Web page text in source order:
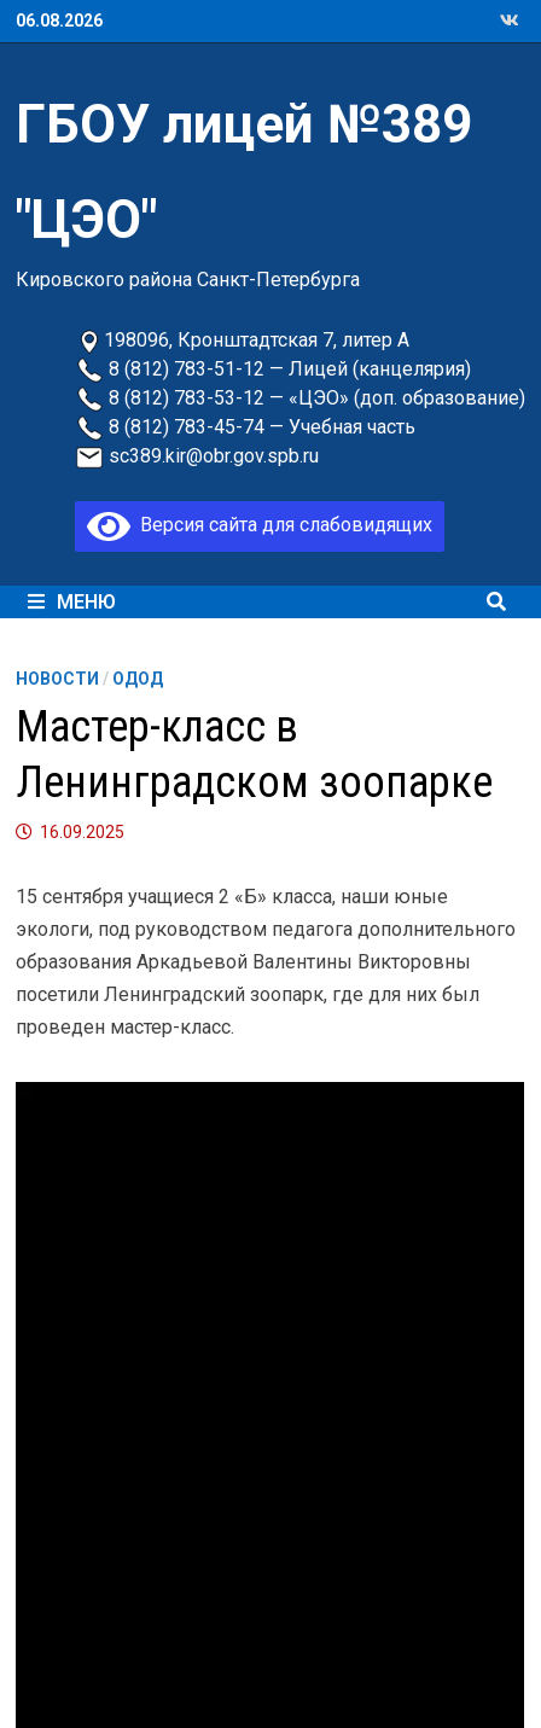
Перейти
06.08.2026
ГБОУ лицей №389
"ЦЭО"
Кировского района Санкт-Петербурга
198096, Кронштадтская 7, литер А
8 (812) 783-51-12 — Лицей (канцелярия)
8 (812) 783-53-12 — «ЦЭО» (доп. образование)
8 (812) 783-45-74 — Учебная часть
sc389.kir@obr.gov.spb.ru
Версия сайта для слабовидящих
МЕНЮ
НОВОСТИ / ОДОД
Мастер-класс в
Ленинградском зоопарке
16.09.2025
15 сентября учащиеся 2 «Б» класса, наши юные
экологи, под руководством педагога дополнительного
образования Аркадьевой Валентины Викторовны
посетили Ленинградский зоопарк, где для них был
проведен мастер-класс.